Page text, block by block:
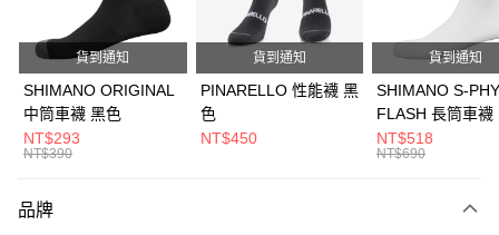
華南商業銀行
彰化商業銀行
上海商業儲蓄銀行
台北富邦商業銀行
國泰世華商業銀行
兆豐國際商業銀行
台中商業銀行
匯豐（台灣）商業銀行
華泰商業銀行
聯邦商業銀行
元大商業銀行
台灣樂天信用卡公司
合作金庫商業銀行
第一商業銀行
華南商業銀行
彰化商業銀行
上海商業儲蓄銀行
台北富邦商業銀行
國泰世華商業銀行
兆豐國際商業銀行
臺灣中小企業銀行
匯豐（台灣）商業銀行
聯邦商業銀行
玉山商業銀行
LINE Pay
Apple Pay
悠遊付
Google Pay
貨到通知
SHIMANO ORIGINAL
中筒車襪 黑色
NT$293
NT$390
貨到通知
PINARELLO 性能襪 黑
色
NT$450
貨到通知
SHIMANO S-
FLASH 長筒車襪
NT$518
NT$690
品牌